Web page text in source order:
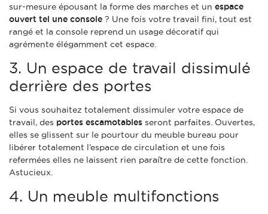
sur-mesure épousant la forme des marches et un espace
ouvert tel une console ? Une fois votre travail fini, tout est
rangé et la console reprend un usage décoratif qui
agrémente élégamment cet espace.
3. Un espace de travail dissimulé
derrière des portes
Si vous souhaitez totalement dissimuler votre espace de
travail, des portes escamotables seront parfaites. Ouvertes,
elles se glissent sur le pourtour du meuble bureau pour
libérer totalement l’espace de circulation et une fois
refermées elles ne laissent rien paraître de cette fonction.
Astucieux.
4. Un meuble multifonctions